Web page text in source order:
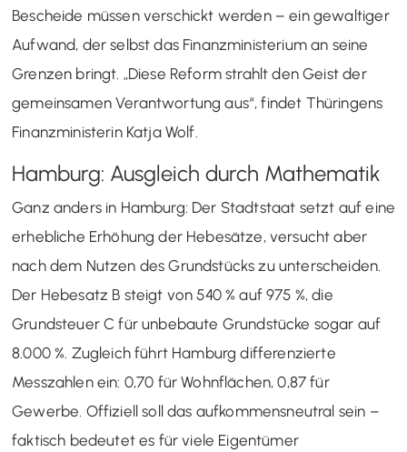
Bescheide müssen verschickt werden – ein gewaltiger
Aufwand, der selbst das Finanzministerium an seine
Grenzen bringt. „Diese Reform strahlt den Geist der
gemeinsamen Verantwortung aus“, findet Thüringens
Finanzministerin Katja Wolf.
Hamburg: Ausgleich durch Mathematik
Ganz anders in Hamburg: Der Stadtstaat setzt auf eine
erhebliche Erhöhung der Hebesätze, versucht aber
nach dem Nutzen des Grundstücks zu unterscheiden.
Der Hebesatz B steigt von 540 % auf 975 %, die
Grundsteuer C für unbebaute Grundstücke sogar auf
8.000 %. Zugleich führt Hamburg differenzierte
Messzahlen ein: 0,70 für Wohnflächen, 0,87 für
Gewerbe. Offiziell soll das aufkommensneutral sein –
faktisch bedeutet es für viele Eigentümer